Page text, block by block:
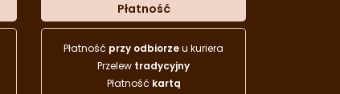
Płatność
Płatność przy odbiorzeu kuriera
Przelew tradycyjny
Płatność kartą